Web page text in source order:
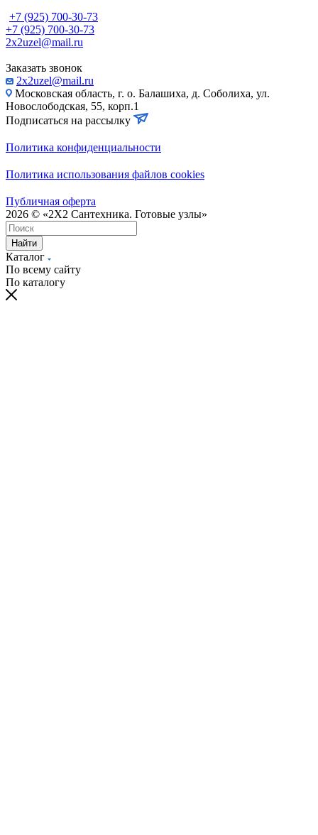
+7 (925) 700-30-73
+7 (925) 700-30-73
2x2uzel@mail.ru
Заказать звонок
2x2uzel@mail.ru
Московская область, г. о. Балашиха, д. Соболиха, ул.
Новослободская, 55, корп.1
Подписаться на рассылку
Политика конфиденциальности
Политика использования файлов cookies
Публичная оферта
2026 © «2X2 Сантехника. Готовые узлы»
Найти
Каталог
По всему сайту
По каталогу